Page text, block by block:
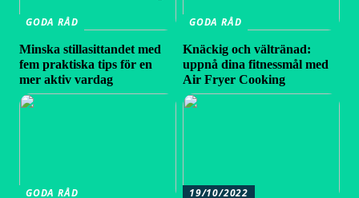
GODA RÅD
Minska stillasittandet med
fem praktiska tips för en
mer aktiv vardag
GODA RÅD
Knäckig och vältränad:
uppnå dina fitnessmål med
Air Fryer Cooking
GODA RÅD 19/10/2022